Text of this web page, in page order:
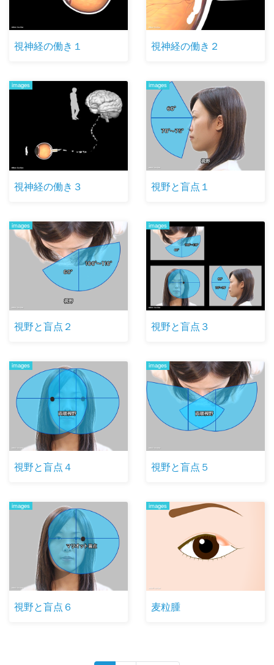
視神経の働き１ 視神経の働き２
images
視神経の働き３
images
視野と盲点１
images
視野と盲点２
images
視野と盲点３
images
視野と盲点４
images
視野と盲点５
images
視野と盲点６
images
麦粒腫